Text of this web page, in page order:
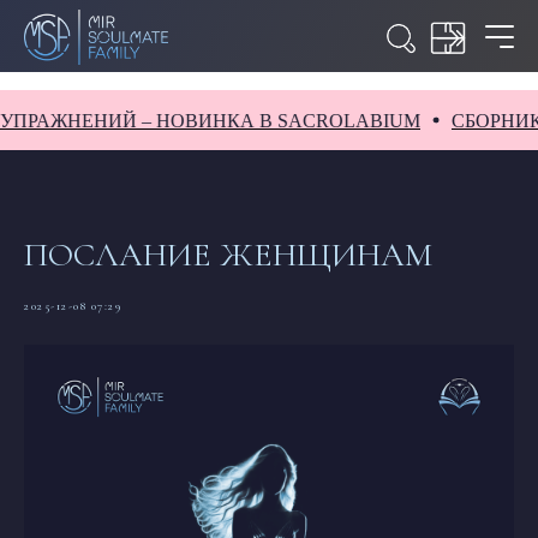
– НОВИНКА В SACROLABIUM СБОРНИК
ПОСЛАНИЕ ЖЕНЩИНАМ
2025-12-08 07:29